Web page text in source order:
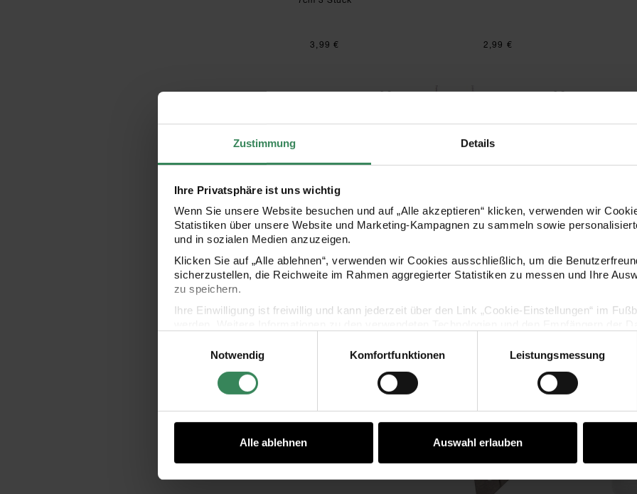
Zustimmung Details
Ihre Privatsphäre ist uns wichtig
Wenn Sie unsere Website besuchen und auf „Alle akzeptieren“ klicken, verwenden wir
Statistiken über unsere Website und Marketing-Kampagnen zu sammeln sowie
und in sozialen Medien anzuzeigen.
Klicken Sie auf „Alle ablehnen“, verwenden wir Cookies ausschließlich, um die
sicherzustellen, die Reichweite im Rahmen aggregierter Statistiken zu messen und Ihre
zu speichern.
Ihre Einwilligung ist freiwillig und kann jederzeit über den Link „Cookie-Einstellungen“ im
Impressum
Datenschutz Vertrag widerrufen
Notwendig
Komfortfunktionen Leistungsmessung
Alle ablehnen Auswahl erlauben
3,99 € 2,99 €
Ohrclips mit runder Klebefläche
6 Stück
4,99 €
19-teilig
4,49 €
Ring größenverstellbar mit runder Klebefläche
Haarclips Stern